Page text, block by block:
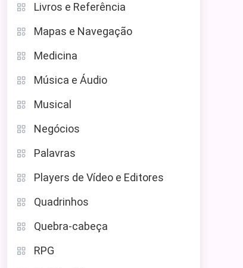
Livros e Referência
Mapas e Navegação
Medicina
Música e Áudio
Musical
Negócios
Palavras
Players de Vídeo e Editores
Quadrinhos
Quebra-cabeça
RPG